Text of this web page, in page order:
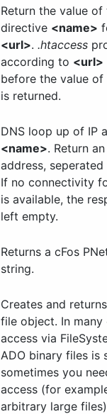
Return the value
directive <name>
<url>. .htaccess
according to <url>
before the value
is returned.
DNS loop up of IP
<name>. Return
address,
If no connectivity
is available, the
left empty.
Returns a cFos
string.
Creates and
file object. In many
access via
ADO binary files is
sometimes you
access (for
arbitrary large